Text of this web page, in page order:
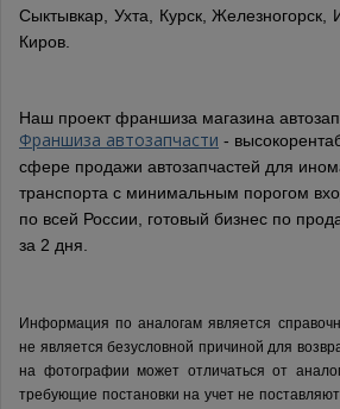
Сыктывкар, Ухта, Курск, Железногорск,
Киров.
Наш проект франшиза магазина
Франшиза автозапчасти -
сфере продажи автозапчастей для
транспорта с минимальным порогом
по всей России, готовый бизнес по
за 2 дня.
Информация по аналогам является
не является безусловной причиной для
на фотографии может отличаться от
требующие постановки на учет не